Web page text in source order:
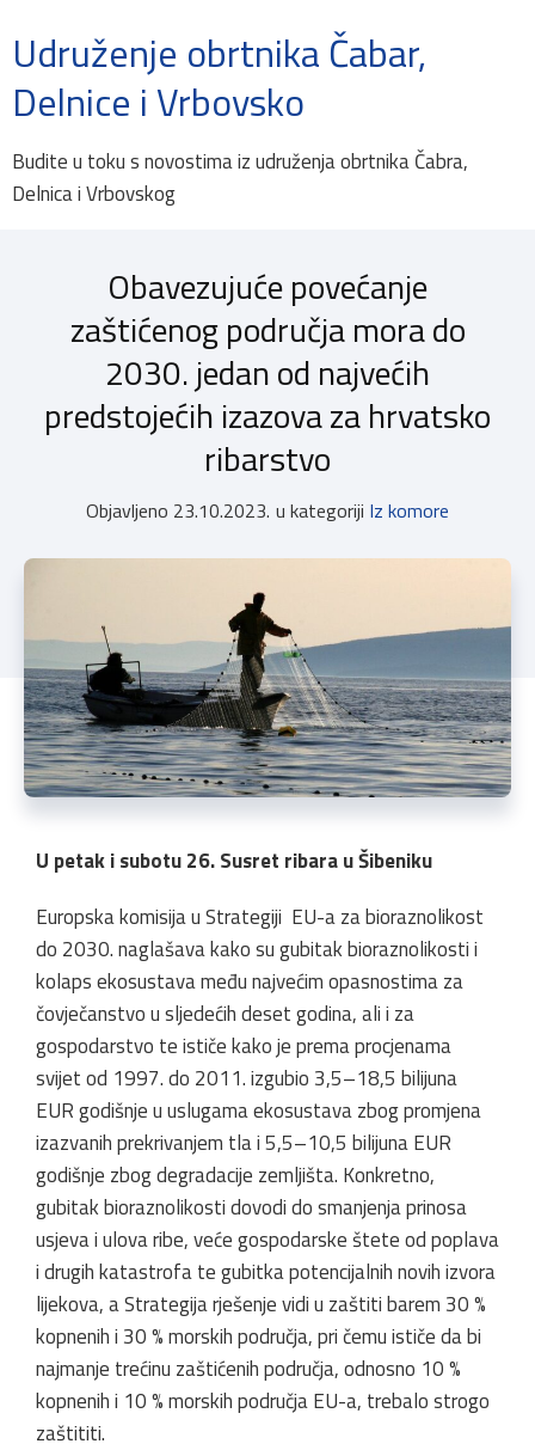
Udruženje obrtnika Čabar,
Delnice i Vrbovsko
Budite u toku s novostima iz udruženja obrtnika Čabra,
Delnica i Vrbovskog
Obavezujuće povećanje
zaštićenog područja mora do
2030. jedan od najvećih
predstojećih izazova za hrvatsko
ribarstvo
Objavljeno 23.10.2023. u kategoriji Iz komore
U petak i subotu 26. Susret ribara u Šibeniku
Europska komisija u Strategiji EU-a za bioraznolikost
do 2030. naglašava kako su gubitak bioraznolikosti i
kolaps ekosustava među najvećim opasnostima za
čovječanstvo u sljedećih deset godina, ali i za
gospodarstvo te ističe kako je prema procjenama
svijet od 1997. do 2011. izgubio 3,5–18,5 bilijuna
EUR godišnje u uslugama ekosustava zbog promjena
izazvanih prekrivanjem tla i 5,5–10,5 bilijuna EUR
godišnje zbog degradacije zemljišta. Konkretno,
gubitak bioraznolikosti dovodi do smanjenja prinosa
usjeva i ulova ribe, veće gospodarske štete od poplava
i drugih katastrofa te gubitka potencijalnih novih izvora
lijekova, a Strategija rješenje vidi u zaštiti barem 30 %
kopnenih i 30 % morskih područja, pri čemu ističe da bi
najmanje trećinu zaštićenih područja, odnosno 10 %
kopnenih i 10 % morskih područja EU-a, trebalo strogo
zaštititi.